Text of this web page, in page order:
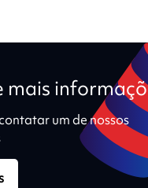
mais
um de nossos